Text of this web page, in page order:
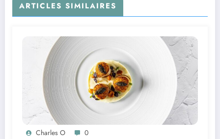
ARTICLES SIMILAIRES
Charles O 0